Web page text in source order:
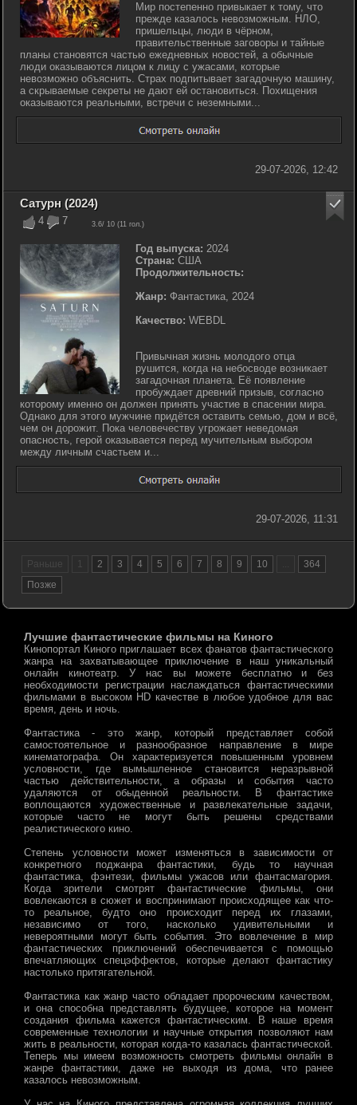
Мир постепенно привыкает к тому, что
прежде казалось невозможным. НЛО,
пришельцы, люди в чёрном,
правительственные заговоры и тайные
планы становятся частью ежедневных новостей, а обычные
люди оказываются лицом к лицу с ужасами, которые
невозможно объяснить. Страх подпитывает загадочную машину,
а скрываемые секреты не дают ей остановиться. Похищения
оказываются реальными, встречи с неземными...
29-07-2026, 12:42
4 7 3.6/ 10 (11 гол.)
Сатурн (2024)
Год выпуска: 2024
Страна: США
Продолжительность:
Жанр: Фантастика, 2024
Качество: WEBDL
Привычная жизнь молодого отца
рушится, когда на небосводе возникает
загадочная планета. Её появление
пробуждает древний призыв, согласно
которому именно он должен принять участие в спасении мира.
Однако для этого мужчине придётся оставить семью, дом и всё,
чем он дорожит. Пока человечеству угрожает неведомая
опасность, герой оказывается перед мучительным выбором
между личным счастьем и...
29-07-2026, 11:31
Раньше 2 3 4 5 6 7 8 9 10 ...
364
Позже
Лучшие фантастические фильмы на Киного
Кинопортал Киного приглашает всех фанатов фантастического
жанра на захватывающее приключение в наш уникальный
онлайн кинотеатр. У нас вы можете бесплатно и без
необходимости регистрации наслаждаться фантастическими
фильмами в высоком HD качестве в любое удобное для вас
время, день и ночь.
Фантастика - это жанр, который представляет собой
самостоятельное и разнообразное направление в мире
кинематографа. Он характеризуется повышенным уровнем
условности, где вымышленное становится неразрывной
частью действительности, а образы и события часто
удаляются от обыденной реальности. В фантастике
воплощаются художественные и развлекательные задачи,
которые часто не могут быть решены средствами
реалистического кино.
Степень условности может изменяться в зависимости от
конкретного поджанра фантастики, будь то научная
фантастика, фэнтези, фильмы ужасов или фантасмагория.
Когда зрители смотрят фантастические фильмы, они
вовлекаются в сюжет и воспринимают происходящее как что-
то реальное, будто оно происходит перед их глазами,
независимо от того, насколько удивительными и
невероятными могут быть события. Это вовлечение в мир
фантастических приключений обеспечивается с помощью
впечатляющих спецэффектов, которые делают фантастику
настолько притягательной.
Фантастика как жанр часто обладает пророческим качеством,
и она способна представлять будущее, которое на момент
создания фильма кажется фантастическим. В наше время
современные технологии и научные открытия позволяют нам
жить в реальности, которая когда-то казалась фантастической.
Теперь мы имеем возможность смотреть фильмы онлайн в
жанре фантастики, даже не выходя из дома, что ранее
казалось невозможным.